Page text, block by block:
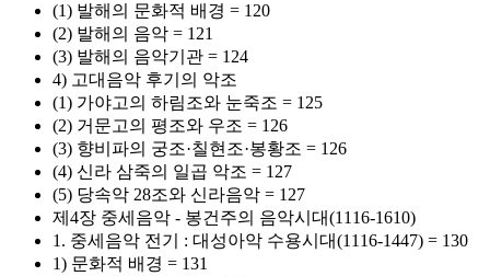
(1) 발해의 문화적 배경 = 120
(2) 발해의 음악 = 121
(3) 발해의 음악기관 = 124
4) 고대음악 후기의 악조
(1) 가야고의 하림조와 눈죽조 = 125
(2) 거문고의 평조와 우조 = 126
(3) 향비파의 궁조·칠현조·봉황조 = 126
(4) 신라 삼죽의 일곱 악조 = 127
(5) 당속악 28조와 신라음악 = 127
제4장 중세음악 - 봉건주의 음악시대(1116-1610)
1. 중세음악 전기 : 대성아악 수용시대(1116-1447) = 130
1) 문화적 배경 = 131